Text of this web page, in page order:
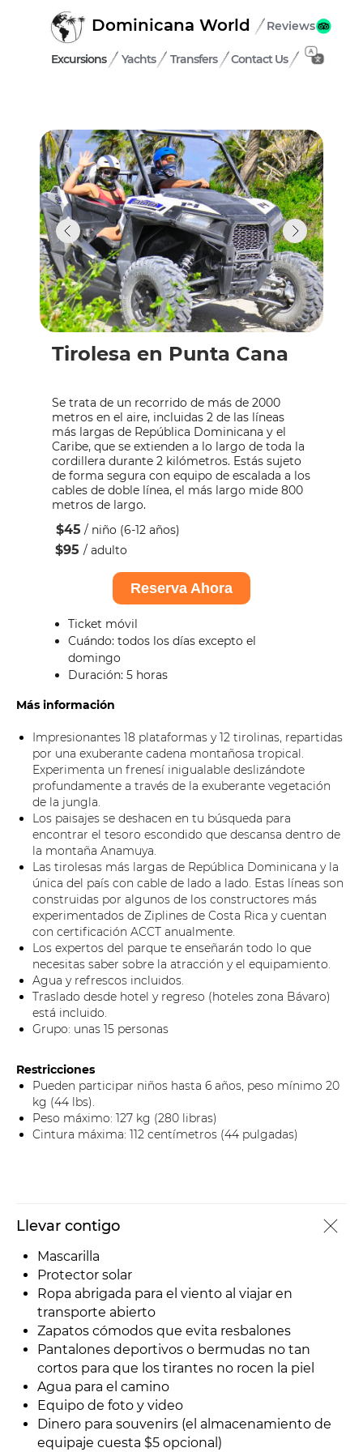
Excursions Yachts Transfers Contact Us
Dominicana World Reviews
Tirolesa en Punta Cana
Se trata de un recorrido de más de 2000
metros en el aire, incluidas 2 de las líneas
más largas de República Dominicana y el
Caribe, que se extienden a lo largo de toda la
cordillera durante 2 kilómetros. Estás sujeto
de forma segura con equipo de escalada a los
cables de doble línea, el más largo mide 800
metros de largo.
Reserva Ahora
$95 / adulto
Ticket móvil
Cuándo: todos los días excepto el
domingo
Duración: 5 horas
$45 / niño (6-12 años)
Más información
Impresionantes 18 plataformas y 12 tirolinas, repartidas
por una exuberante cadena montañosa tropical.
Experimenta un frenesí inigualable deslizándote
profundamente a través de la exuberante vegetación
de la jungla.
Los paisajes se deshacen en tu búsqueda para
encontrar el tesoro escondido que descansa dentro de
la montaña Anamuya.
Las tirolesas más largas de República Dominicana y la
única del país con cable de lado a lado. Estas líneas son
construidas por algunos de los constructores más
experimentados de Ziplines de Costa Rica y cuentan
con certificación ACCT anualmente.
Los expertos del parque te enseñarán todo lo que
necesitas saber sobre la atracción y el equipamiento.
Agua y refrescos incluidos.
Traslado desde hotel y regreso (hoteles zona Bávaro)
está incluido.
Grupo: unas 15 personas
Restricciones
Pueden participar niños hasta 6 años, peso mínimo 20
kg (44 lbs).
Peso máximo: 127 kg (280 libras)
Cintura máxima: 112 centímetros (44 pulgadas)
Llevar contigo
Mascarilla
Protector solar
Ropa abrigada para el viento al viajar en
transporte abierto
Zapatos cómodos que evita resbalones
Pantalones deportivos o bermudas no tan
cortos para que los tirantes no rocen la piel
Agua para el camino
Equipo de foto y video
Dinero para souvenirs (el almacenamiento de
equipaje cuesta $5 opcional)